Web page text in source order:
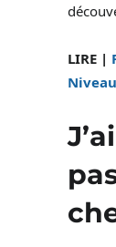
LIRE |